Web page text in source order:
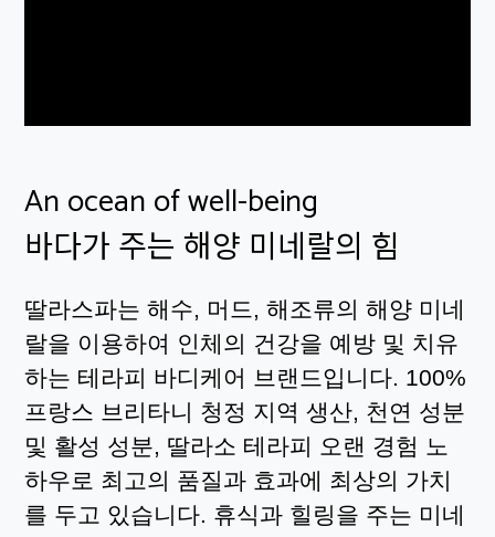
An ocean of well-being
바다가 주는 해양 미네랄의 힘
딸라스파는 해수, 머드, 해조류의 해양 미네
랄을 이용하여 인체의 건강을 예방 및 치유
하는 테라피 바디케어 브랜드입니다. 100%
프랑스 브리타니 청정 지역 생산, 천연 성분
및 활성 성분, 딸라소 테라피 오랜 경험 노
하우로 최고의 품질과 효과에 최상의 가치
를 두고 있습니다. 휴식과 힐링을 주는 미네